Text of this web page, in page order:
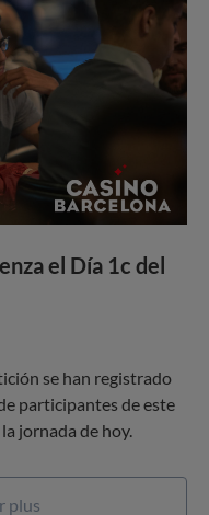
el Día 1c del
se han registrado
participantes de este
jornada de hoy.
plus